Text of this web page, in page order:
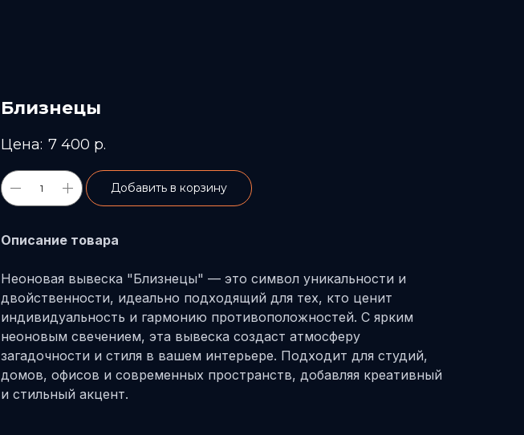
Близнецы
7 400 р.
Добавить в корзину
Описание товара
Неоновая вывеска "Близнецы" — это символ уникальности и
двойственности, идеально подходящий для тех, кто ценит
индивидуальность и гармонию противоположностей. С ярким
неоновым свечением, эта вывеска создаст атмосферу
загадочности и стиля в вашем интерьере. Подходит для студий,
домов, офисов и современных пространств, добавляя креативный
и стильный акцент.